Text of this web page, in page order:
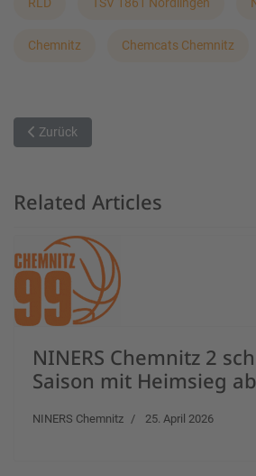
Chemnitz Chemcats Chemnitz
Vorheriger Beitrag: Revanche geglückt
Zurück
Related Articles
NINERS Chemnitz 2
Saison mit Heimsieg ab
NINERS Chemnitz 25. April 2026